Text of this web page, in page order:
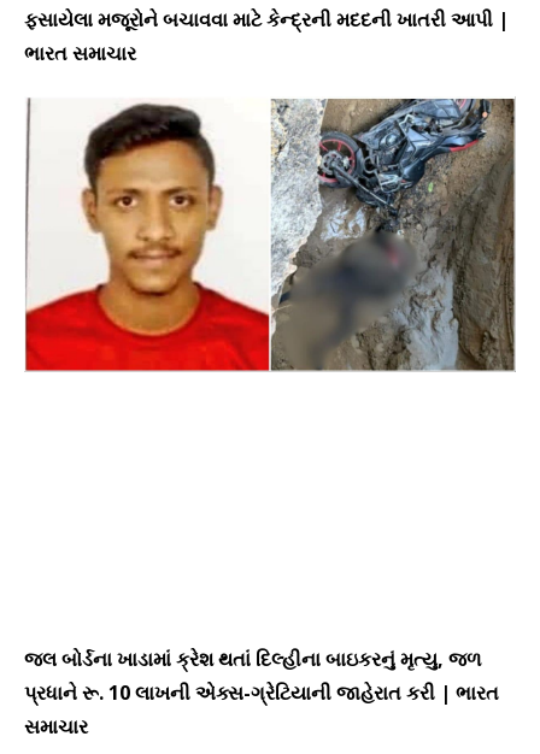
ફસાયેલા મજૂરોને બચાવવા માટે કેન્દ્રની મદદની ખાતરી આપી |
ભારત સમાચાર
જલ બોર્ડના ખાડામાં ક્રેશ થતાં દિલ્હીના બાઇકરનું મૃત્યુ, જળ
પ્રધાને રૂ. 10 લાખની એક્સ-ગ્રેટિયાની જાહેરાત કરી | ભારત
સમાચાર